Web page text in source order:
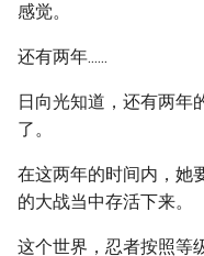
感觉。
还有两年......
日向光知道，还有两年
了。
在这两年的时间内，她
的大战当中存活下来。
这个世界，忍者按照等